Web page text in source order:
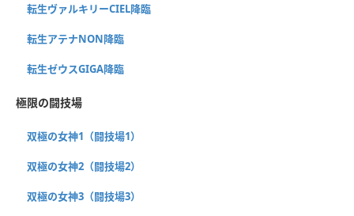
転生ヴァルキリーCIEL降臨
転生アテナNON降臨
転生ゼウスGIGA降臨
極限の闘技場
双極の女神1（闘技場1）
双極の女神2（闘技場2）
双極の女神3（闘技場3）